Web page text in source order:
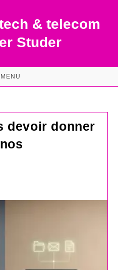
& telecom
Studer
MENU
devoir donner